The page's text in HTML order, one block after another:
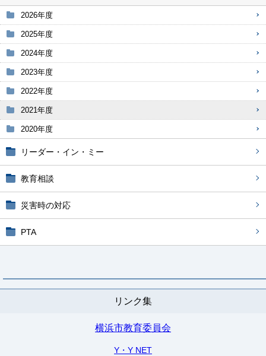
2026年度
2025年度
2024年度
2023年度
2022年度
2021年度
2020年度
リーダー・イン・ミー
教育相談
災害時の対応
PTA
リンク集
横浜市教育委員会
Y・Y NET